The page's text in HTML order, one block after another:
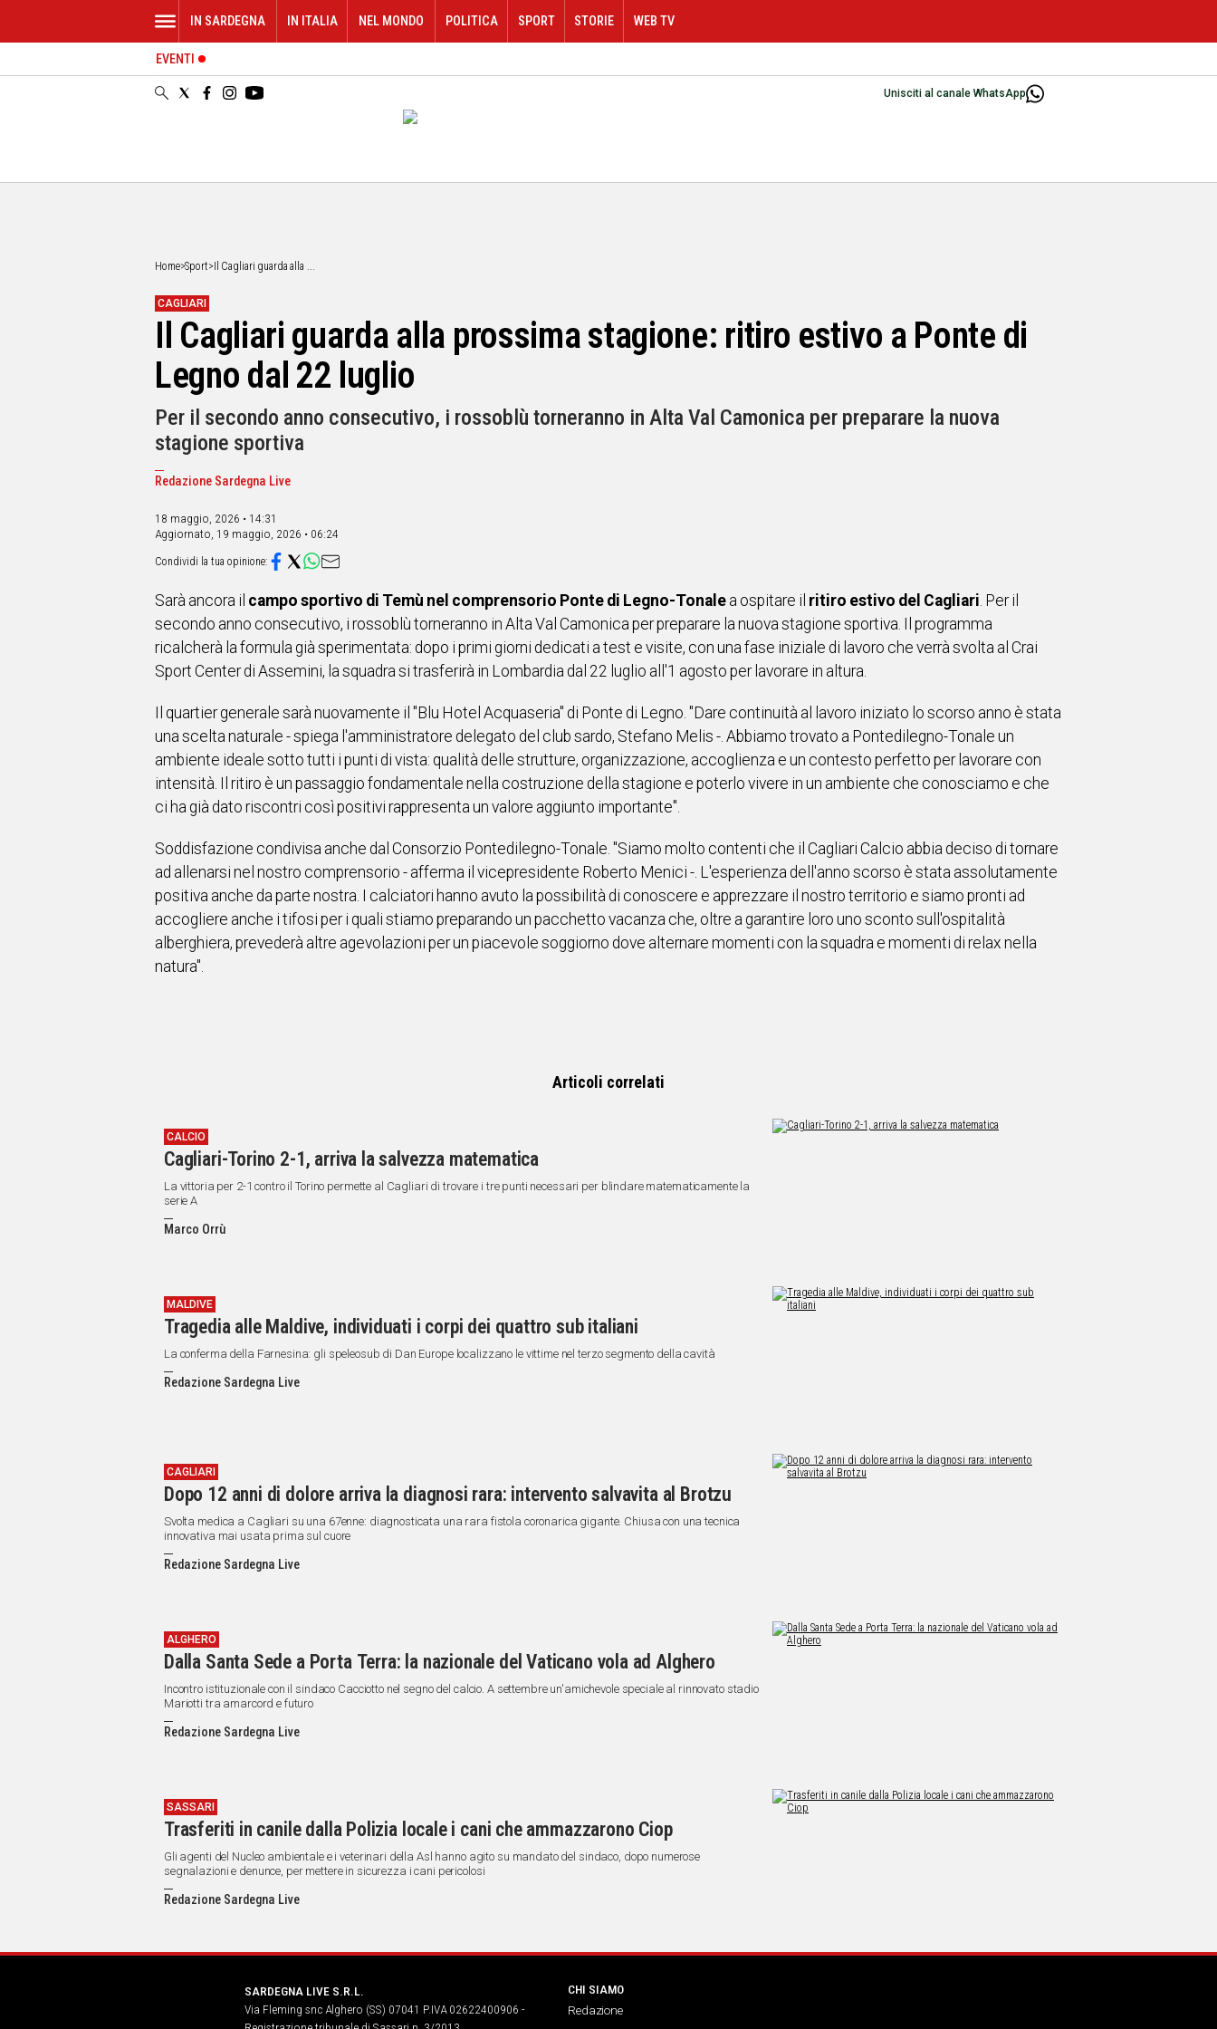
ORISTANO
Vai
Unisciti al canale WhatsApp
IN SARDEGNA IN ITALIA NEL MONDO POLITICA SPORT STORIE WEB TV
EVENTI
Home>Sport> Il Cagliari guarda alla ...
CAGLIARI
Il Cagliari guarda alla prossima stagione: ritiro estivo a Ponte di
Legno dal 22 luglio
Per il secondo anno consecutivo, i rossoblù torneranno in Alta Val Camonica per preparare la nuova
stagione sportiva
Redazione Sardegna Live
18 maggio, 2026 • 14:31
Aggiornato, 19 maggio, 2026 • 06:24
Sarà ancora il campo sportivo di Temù nel comprensorio Ponte di Legno-Tonale a ospitare il ritiro estivo del Cagliari. Per il
secondo anno consecutivo, i rossoblù torneranno in Alta Val Camonica per preparare la nuova stagione sportiva. Il programma
ricalcherà la formula già sperimentata: dopo i primi giorni dedicati a test e visite, con una fase iniziale di lavoro che verrà svolta al Crai
Sport Center di Assemini, la squadra si trasferirà in Lombardia dal 22 luglio all'1 agosto per lavorare in altura.
Il quartier generale sarà nuovamente il "Blu Hotel Acquaseria" di Ponte di Legno. "Dare continuità al lavoro iniziato lo scorso anno è stata
una scelta naturale - spiega l'amministratore delegato del club sardo, Stefano Melis -. Abbiamo trovato a Pontedilegno-Tonale un
ambiente ideale sotto tutti i punti di vista: qualità delle strutture, organizzazione, accoglienza e un contesto perfetto per lavorare con
intensità. Il ritiro è un passaggio fondamentale nella costruzione della stagione e poterlo vivere in un ambiente che conosciamo e che
ci ha già dato riscontri così positivi rappresenta un valore aggiunto importante".
Soddisfazione condivisa anche dal Consorzio Pontedilegno-Tonale. "Siamo molto contenti che il Cagliari Calcio abbia deciso di tornare
ad allenarsi nel nostro comprensorio - afferma il vicepresidente Roberto Menici -. L'esperienza dell'anno scorso è stata assolutamente
positiva anche da parte nostra. I calciatori hanno avuto la possibilità di conoscere e apprezzare il nostro territorio e siamo pronti ad
accogliere anche i tifosi per i quali stiamo preparando un pacchetto vacanza che, oltre a garantire loro uno sconto sull'ospitalità
alberghiera, prevederà altre agevolazioni per un piacevole soggiorno dove alternare momenti con la squadra e momenti di relax nella
natura".
Articoli correlati
CALCIO
Cagliari-Torino 2-1, arriva la salvezza matematica
La vittoria per 2-1 contro il Torino permette al Cagliari di trovare i tre punti necessari per blindare matematicamente la
serie A
Marco Orrù
MALDIVE
Tragedia alle Maldive, individuati i corpi dei quattro sub italiani
La conferma della Farnesina: gli speleosub di Dan Europe localizzano le vittime nel terzo segmento della cavità
Redazione Sardegna Live
CAGLIARI
Dopo 12 anni di dolore arriva la diagnosi rara: intervento salvavita al Brotzu
Svolta medica a Cagliari su una 67enne: diagnosticata una rara fistola coronarica gigante. Chiusa con una tecnica
innovativa mai usata prima sul cuore
Redazione Sardegna Live
ALGHERO
Dalla Santa Sede a Porta Terra: la nazionale del Vaticano vola ad Alghero
Incontro istituzionale con il sindaco Cacciotto nel segno del calcio. A settembre un'amichevole speciale al rinnovato stadio
Mariotti tra amarcord e futuro
Redazione Sardegna Live
SASSARI
Trasferiti in canile dalla Polizia locale i cani che ammazzarono Ciop
Gli agenti del Nucleo ambientale e i veterinari della Asl hanno agito su mandato del sindaco, dopo numerose
segnalazioni e denunce, per mettere in sicurezza i cani pericolosi
Redazione Sardegna Live
SARDEGNA LIVE S.R.L.
Via Fleming snc Alghero (SS) 07041 P.IVA 02622400906 -
CHI SIAMO
Redazione